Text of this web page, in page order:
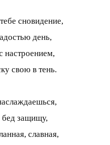
сновидение,
день,
настроением,
свою в тень.
бед защищу,
славная,